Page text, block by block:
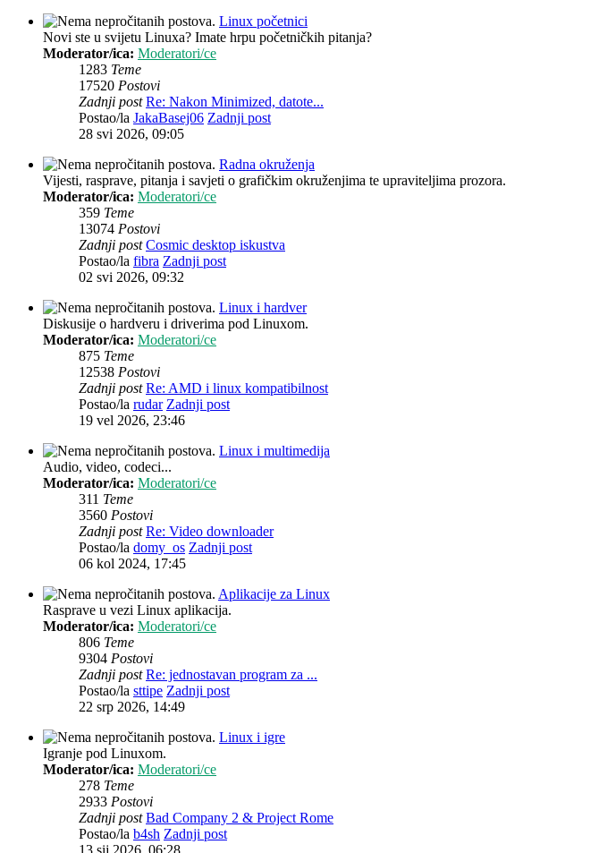
Linux početnici
Novi ste u svijetu Linuxa? Imate hrpu početničkih pitanja?
Moderator/ica: Moderatori/ce
1283 Teme
17520 Postovi
Zadnji post Re: Nakon Minimized, datote...
Postao/la JakaBasej06 Zadnji post
28 svi 2026, 09:05
Radna okruženja
Vijesti, rasprave, pitanja i savjeti o grafičkim okruženjima te upraviteljima prozora.
Moderator/ica: Moderatori/ce
359 Teme
13074 Postovi
Zadnji post Cosmic desktop iskustva
Postao/la fibra Zadnji post
02 svi 2026, 09:32
Linux i hardver
Diskusije o hardveru i driverima pod Linuxom.
Moderator/ica: Moderatori/ce
875 Teme
12538 Postovi
Zadnji post Re: AMD i linux kompatibilnost
Postao/la rudar Zadnji post
19 vel 2026, 23:46
Linux i multimedija
Audio, video, codeci...
Moderator/ica: Moderatori/ce
311 Teme
3560 Postovi
Zadnji post Re: Video downloader
Postao/la domy_os Zadnji post
06 kol 2024, 17:45
Aplikacije za Linux
Rasprave u vezi Linux aplikacija.
Moderator/ica: Moderatori/ce
806 Teme
9304 Postovi
Zadnji post Re: jednostavan program za ...
Postao/la sttipe Zadnji post
22 srp 2026, 14:49
Linux i igre
Igranje pod Linuxom.
Moderator/ica: Moderatori/ce
278 Teme
2933 Postovi
Zadnji post Bad Company 2 & Project Rome
Postao/la b4sh Zadnji post